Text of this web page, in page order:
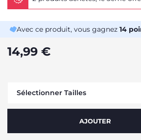
Avec ce produit, vous gagnez 14
14,99 €
Sélectionner Tailles
AJOUTER